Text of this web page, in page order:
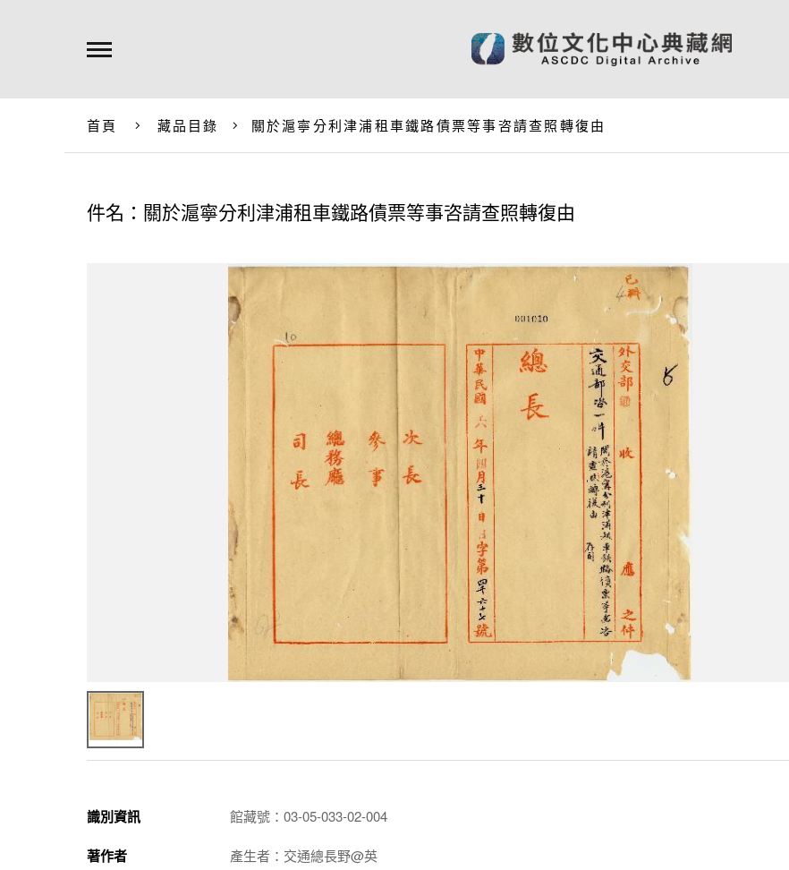
首頁 藏品目錄 關於滬寧分利津浦租車鐵路債票等事咨請查照轉復由
件名：關於滬寧分利津浦租車鐵路債票等事咨請查照轉復由
識別資訊 館藏號：03-05-033-02-004
著作者 產生者：交通總長野@英